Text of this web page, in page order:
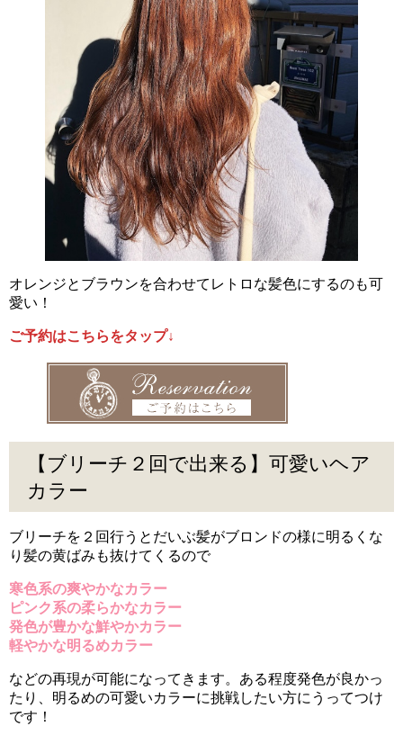
オレンジとブラウンを合わせてレトロな髪色にするのも可
愛い！
ご予約はこちらをタップ↓
【ブリーチ２回で出来る】可愛いヘア
カラー
ブリーチを２回行うとだいぶ髪がブロンドの様に明るくな
り髪の黄ばみも抜けてくるので
寒色系の爽やかなカラー
ピンク系の柔らかなカラー
発色が豊かな鮮やかカラー
軽やかな明るめカラー
などの再現が可能になってきます。ある程度発色が良かっ
たり、明るめの可愛いカラーに挑戦したい方にうってつけ
です！